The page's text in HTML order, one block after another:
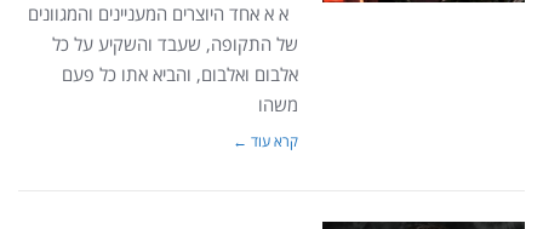
א א אחד היוצרים המעניינים והמגוונים
של התקופה, שעבד והשקיע על כל
אלבום ואלבום, והביא אתו כל פעם
משהו
קרא עוד ←